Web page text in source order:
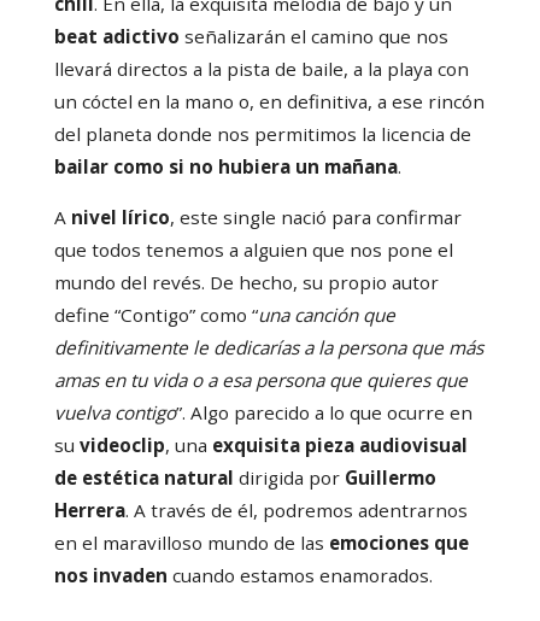
beat adictivo señalizarán el camino que nos
llevará directos a la pista de baile, a la playa con
un cóctel en la mano o, en definitiva, a ese rincón
del planeta donde nos permitimos la licencia de
bailar como si no hubiera un mañana.
A nivel lírico, este single nació para confirmar
que todos tenemos a alguien que nos pone el
mundo del revés. De hecho, su propio autor
define “Contigo” como “una canción que
definitivamente le dedicarías a la persona que más
amas en tu vida o a esa persona que quieres que
vuelva contigo”. Algo parecido a lo que ocurre en
su videoclip, una exquisita pieza audiovisual
de estética natural dirigida por Guillermo
Herrera. A través de él, podremos adentrarnos
en el maravilloso mundo de las emociones que
nos invaden cuando estamos enamorados.